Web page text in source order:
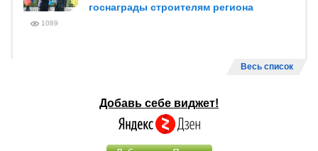
госнаграды строителям региона
1089
Весь список
Добавь себе виджет!